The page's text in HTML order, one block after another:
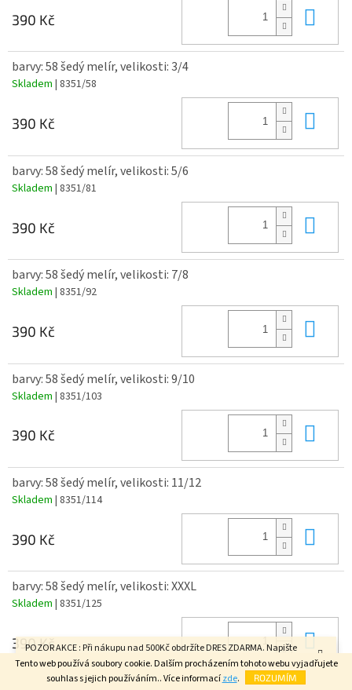
Tento web používá soubory cookie. Dalším procházením tohoto webu vyjadřujete
souhlas s jejich používáním.. Více informacízde. ROZUMÍM
POZOR AKCE : Při nákupu nad 500Kč obdržíte DRES ZDARMA. Napište
velikost do poznámky v závěrečném kroku objednávky. FAJN DEN.
390 Kč
barvy: 58 šedý melír, velikosti: 3/4
Skladem | 8351/58
390 Kč
barvy: 58 šedý melír, velikosti: 5/6
Skladem | 8351/81
390 Kč
barvy: 58 šedý melír, velikosti: 7/8
Skladem | 8351/92
390 Kč
barvy: 58 šedý melír, velikosti: 9/10
Skladem | 8351/103
390 Kč
barvy: 58 šedý melír, velikosti: 11/12
Skladem | 8351/114
390 Kč
barvy: 58 šedý melír, velikosti: XXXL
Skladem | 8351/125
390 Kč Do